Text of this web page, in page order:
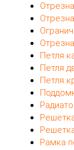
Петля
Петля
Петля
Рамка